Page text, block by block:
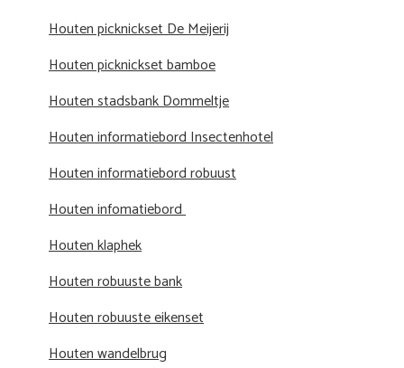
Houten picknickset De Meijerij
Houten picknickset bamboe
Houten stadsbank Dommeltje
Houten informatiebord Insectenhotel
Houten informatiebord robuust
Houten infomatiebord
Houten klaphek
Houten robuuste bank
Houten robuuste eikenset
Houten wandelbrug